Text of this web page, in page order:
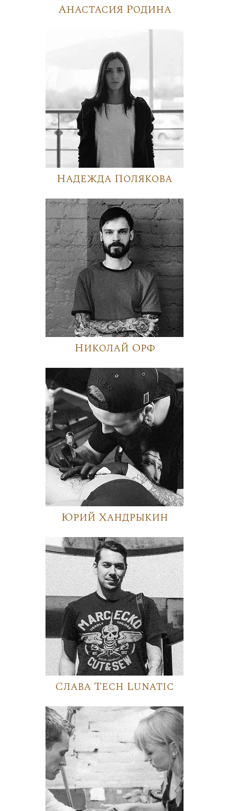
Анастасия Родина
Надежда Полякова
Николай Орф
Юрий Хандрыкин
Слава Tech Lunatic